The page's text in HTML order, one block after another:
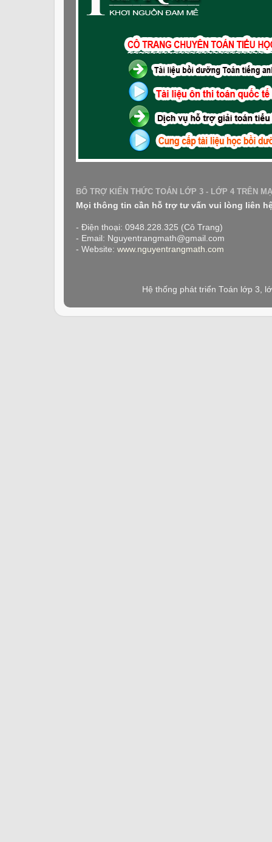
BỔ TRỢ KIẾN THỨC TOÁN LỚP 3 - LỚP 4 TRÊN
Mọi thông tin cần hỗ trợ tư vấn vui lòng liên
- Điện thoại: 0948.228.325 (Cô Trang)
- Email: Nguyentrangmath@gmail.com
- Website: www.nguyentrangmath.com
Hệ thống phát triển Toán lớp 3,